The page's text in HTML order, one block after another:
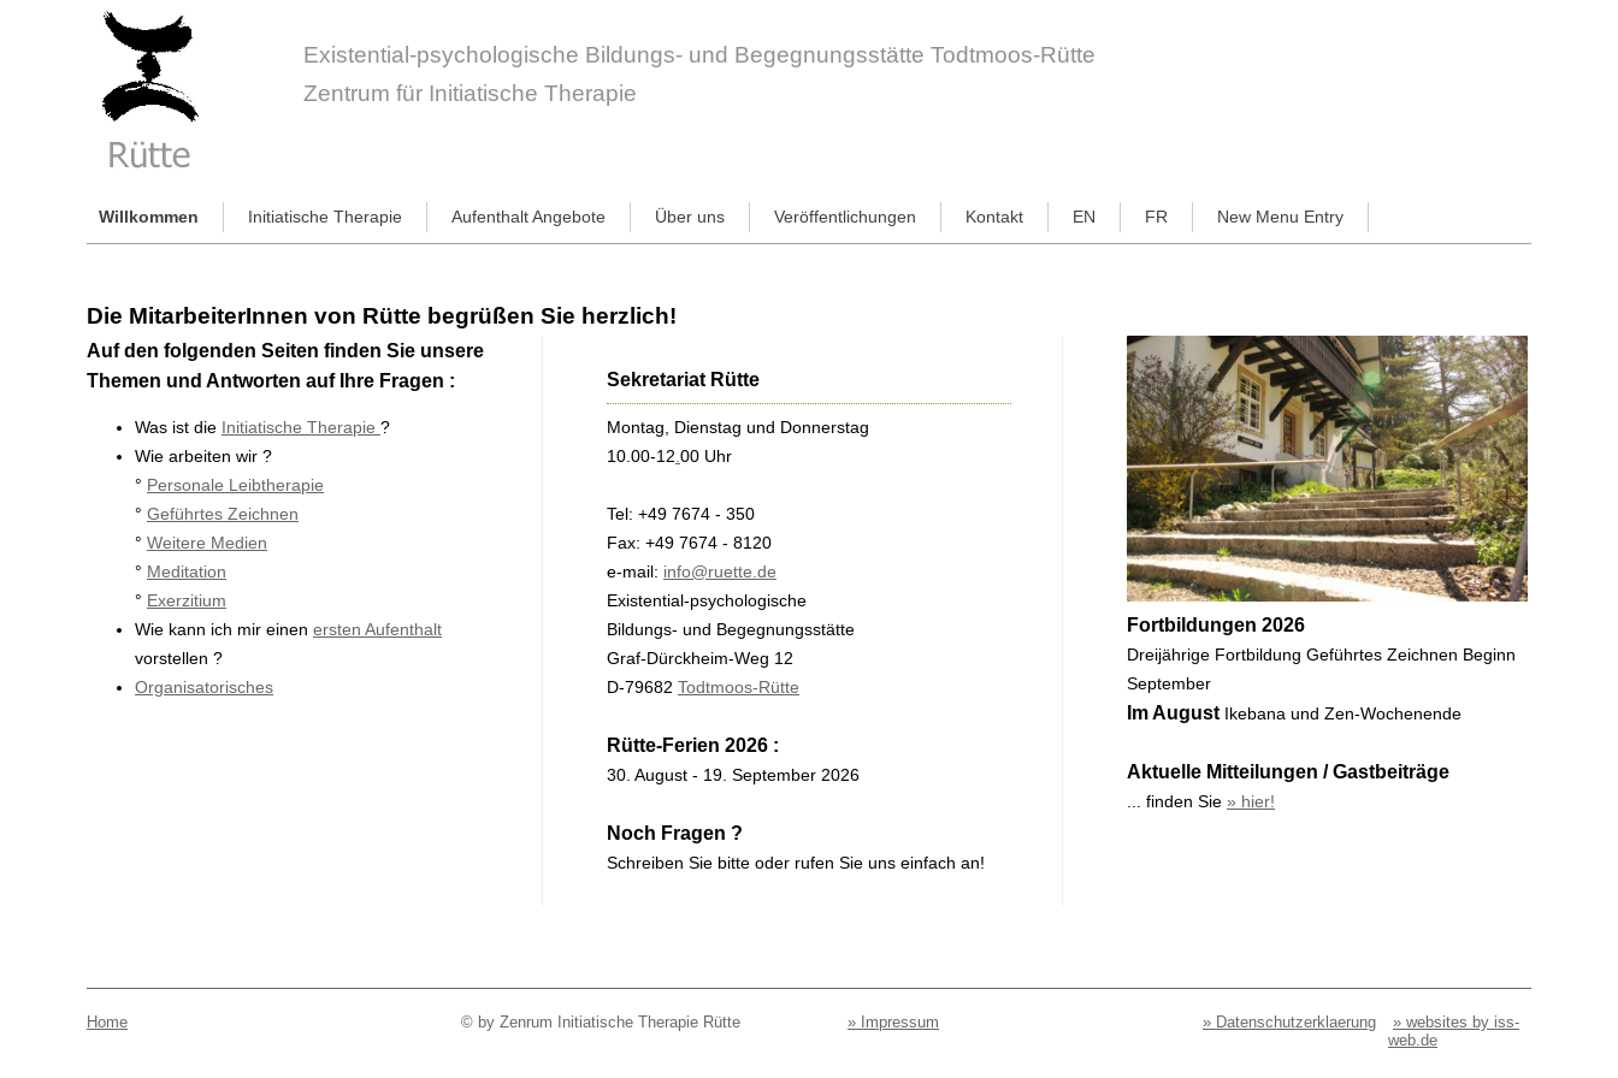
Existential-psychologische Bildungs- und Begegnungsstätte Todtmoos-Rütte
Zentrum für Initiatische Therapie
Willkommen Initiatische Therapie Aufenthalt Angebote Über uns Veröffentlichungen Kontakt EN FR New Menu Entry
Die MitarbeiterInnen von Rütte begrüßen Sie herzlich!
Auf den folgenden Seiten finden Sie unsere
Themen und Antworten auf Ihre Fragen :
Was ist die Initiatische Therapie ?
Wie arbeiten wir ?
° Personale Leibtherapie
° Geführtes Zeichnen
° Weitere Medien
° Meditation
° Exerzitium
Wie kann ich mir einen ersten Aufenthalt
vorstellen ?
Organisatorisches
Sekretariat Rütte
Montag, Dienstag und Donnerstag
10.00-12 00 Uhr
Tel: +49 7674 - 350
Fax: +49 7674 - 8120
e-mail: info@ruette.de
Existential-psychologische
Bildungs- und Begegnungsstätte
Graf-Dürckheim-Weg 12
D-79682 Todtmoos-Rütte
Rütte-Ferien 2026 :
30. August - 19. September 2026
Noch Fragen ?
Schreiben Sie bitte oder rufen Sie uns einfach an!
Fortbildungen 2026
Dreijährige Fortbildung Geführtes Zeichnen Beginn
September
Im August Ikebana und Zen-Wochenende
Aktuelle Mitteilungen / Gastbeiträge
... finden Sie » hier!
Home © by Zenrum Initiatische Therapie Rütte » Impressum » Datenschutzerklaerung
» websites by iss-
web.de